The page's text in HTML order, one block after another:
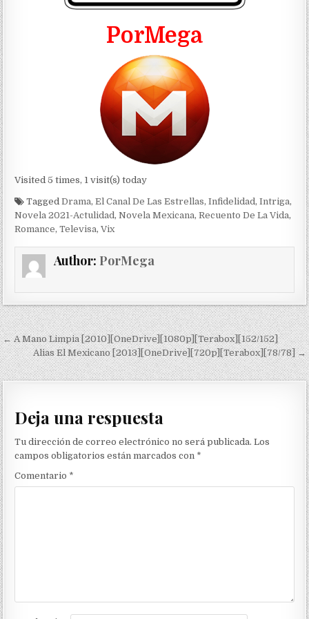
PorMega
Visited 5 times, 1 visit(s) today
TaggedDrama,El Canal De Las Estrellas,Infidelidad,Intriga,
Novela 2021-Actulidad,Novela Mexicana,Recuento De La Vida,
Romance,Televisa,Vix
Author: PorMega
Navegación de entradas
← A Mano Limpia [2010][OneDrive][1080p][Terabox][152/152]
Alias El Mexicano [2013][OneDrive][720p][Terabox][78/78] →
Deja una respuesta
Tu dirección de correo electrónico no será publicada. Los
campos obligatorios están marcados con *
Comentario *